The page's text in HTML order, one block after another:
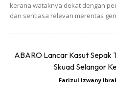
kerana wataknya dekat dengan
dan sentiasa relevan merentas
ABARO Lancar Kasut Sepak
Skuad Selangor
Farizul Izwany